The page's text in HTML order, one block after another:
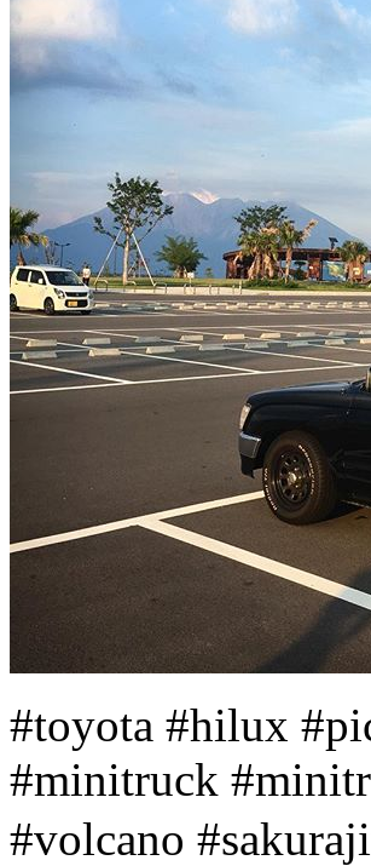
#toyota #hilux
#minitruck
#volcano